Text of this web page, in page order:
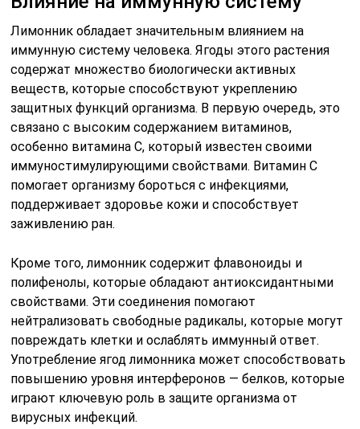
Лимонник обладает значительным влиянием на
иммунную систему человека. Ягоды этого растения
содержат множество биологически активных
веществ, которые способствуют укреплению
защитных функций организма. В первую очередь, это
связано с высоким содержанием витаминов,
особенно витамина C, который известен своими
иммуностимулирующими свойствами. Витамин C
помогает организму бороться с инфекциями,
поддерживает здоровье кожи и способствует
заживлению ран.
Кроме того, лимонник содержит флавоноиды и
полифенолы, которые обладают антиоксидантными
свойствами. Эти соединения помогают
нейтрализовать свободные радикалы, которые могут
повреждать клетки и ослаблять иммунный ответ.
Употребление ягод лимонника может способствовать
повышению уровня интерферонов — белков, которые
играют ключевую роль в защите организма от
вирусных инфекций.